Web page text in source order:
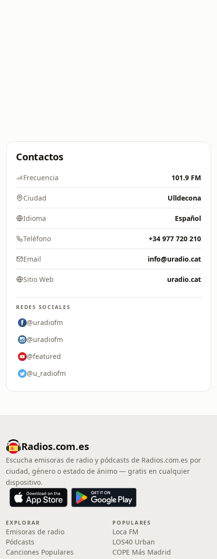
Contactos
Frecuencia 101.9 FM
Ciudad Ulldecona
Idioma Español
Teléfono +34 977 720 210
Email info@uradio.cat
Sitio Web uradio.cat
REDES SOCIALES
@uradiofm
@uradiofm
@featured
@u_radiofm
Radios.com.es
Escucha emisoras de radio y pódcasts de Radios.com.es por
ciudad, género o estado de ánimo — gratis en cualquier
dispositivo.
EXPLORAR
Emisoras de radio
Pódcasts
Canciones Populares
POPULARES
Loca FM
LOS40 Urban
COPE Más Madrid